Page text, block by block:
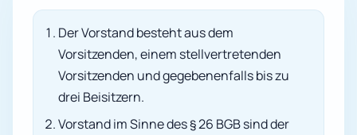
Der Vorstand besteht aus dem
Vorsitzenden, einem stellvertretenden
Vorsitzenden und gegebenenfalls bis zu
drei Beisitzern.
Vorstand im Sinne des § 26 BGB sind der